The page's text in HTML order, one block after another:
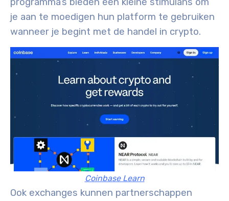
je aan te moedigen hun platform te gebruiken
wanneer je begint met de handel in crypto.
Coinbase Learn
Ook exchanges kunnen partnerschappen